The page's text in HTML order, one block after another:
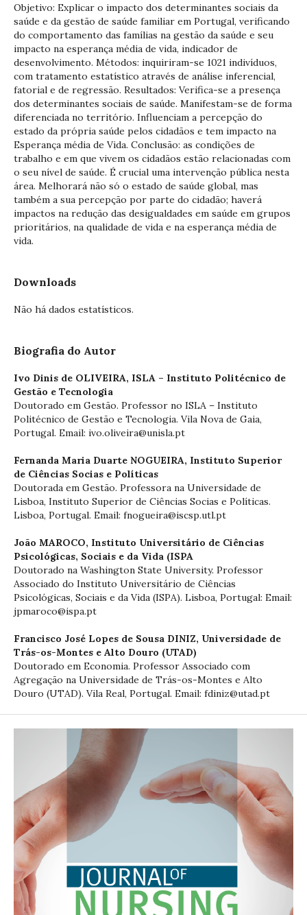
Objetivo: Explicar o impacto dos determinantes sociais da
saúde e da gestão de saúde familiar em Portugal, verificando
do comportamento das famílias na gestão da saúde e seu
impacto na esperança média de vida, indicador de
desenvolvimento. Métodos: inquiriram-se 1021 indivíduos,
com tratamento estatístico através de análise inferencial,
fatorial e de regressão. Resultados: Verifica-se a presença
dos determinantes sociais de saúde. Manifestam-se de forma
diferenciada no território. Influenciam a percepção do
estado da própria saúde pelos cidadãos e tem impacto na
Esperança média de Vida. Conclusão: as condições de
trabalho e em que vivem os cidadãos estão relacionadas com
o seu nível de saúde. É crucial uma intervenção pública nesta
área. Melhorará não só o estado de saúde global, mas
também a sua percepção por parte do cidadão; haverá
impactos na redução das desigualdades em saúde em grupos
prioritários, na qualidade de vida e na esperança média de
vida.
Downloads
Não há dados estatísticos.
Biografia do Autor
Ivo Dinis de OLIVEIRA, ISLA – Instituto Politécnico de
Gestão e Tecnologia
Doutorado em Gestão. Professor no ISLA – Instituto
Politécnico de Gestão e Tecnologia. Vila Nova de Gaia,
Portugal. Email: ivo.oliveira@unisla.pt
Fernanda Maria Duarte NOGUEIRA, Instituto Superior
de Ciências Socias e Políticas
Doutorada em Gestão. Professora na Universidade de
Lisboa, Instituto Superior de Ciências Socias e Políticas.
Lisboa, Portugal. Email: fnogueira@iscsp.utl.pt
João MAROCO, Instituto Universitário de Ciências
Psicológicas, Sociais e da Vida (ISPA
Doutorado na Washington State University. Professor
Associado do Instituto Universitário de Ciências
Psicológicas, Sociais e da Vida (ISPA). Lisboa, Portugal: Email:
jpmaroco@ispa.pt
Francisco José Lopes de Sousa DINIZ, Universidade de
Trás-os-Montes e Alto Douro (UTAD)
Doutorado em Economia. Professor Associado com
Agregação na Universidade de Trás-os-Montes e Alto
Douro (UTAD). Vila Real, Portugal. Email: fdiniz@utad.pt